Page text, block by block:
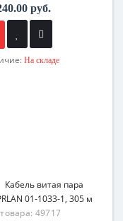
руб.
На складе
49717